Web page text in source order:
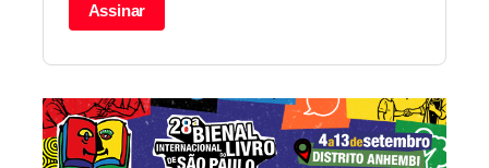
Assinar